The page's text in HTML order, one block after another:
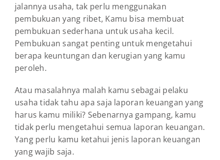
jalannya usaha, tak perlu menggunakan
pembukuan yang ribet, Kamu bisa membuat
pembukuan sederhana untuk usaha kecil.
Pembukuan sangat penting untuk mengetahui
berapa keuntungan dan kerugian yang kamu
peroleh.
Atau masalahnya malah kamu sebagai pelaku
usaha tidak tahu apa saja laporan keuangan yang
harus kamu miliki? Sebenarnya gampang, kamu
tidak perlu mengetahui semua laporan keuangan.
Yang perlu kamu ketahui jenis laporan keuangan
yang wajib saja.